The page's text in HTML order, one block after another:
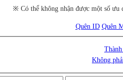
※ Có thể không nhận được một số ưu
Quên ID Quên
Không